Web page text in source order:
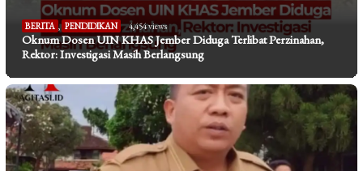
BERITA , PENDIDIKAN 4,454 views
Oknum Dosen UIN KHAS Jember Diduga Terlibat Perzinahan,
Rektor: Investigasi Masih Berlangsung